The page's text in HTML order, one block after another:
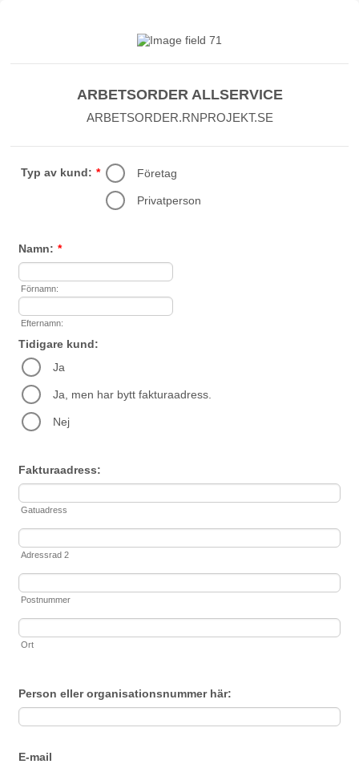
ARBETSORDER ALLSERVICE
ARBETSORDER.RNPROJEKT.SE
Typ av kund: * Företag
Privatperson
Namn: *
Förnamn:
Efternamn:
Tidigare kund:
Ja
Ja, men har bytt fakturaadress.
Nej
Fakturaadress:
Gatuadress
Adressrad 2
Postnummer
Ort
Person eller organisationsnummer här:
E-mail